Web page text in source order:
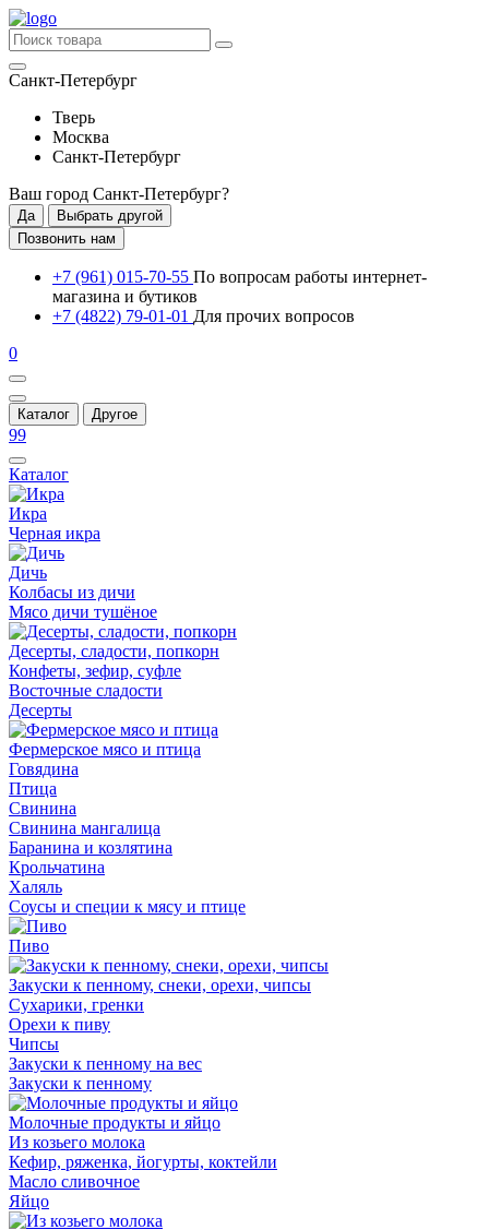
Санкт-Петербург
Тверь
Москва
Санкт-Петербург
Ваш город Санкт-Петербург?
Да
Выбрать другой
Позвонить нам
+7 (961) 015-70-55 По вопросам работы интернет-
магазина и бутиков
+7 (4822) 79-01-01 Для прочих вопросов
0
Каталог Другое
99
Каталог
Икра
Черная икра
Дичь
Колбасы из дичи
Мясо дичи тушёное
Десерты, сладости, попкорн
Конфеты, зефир, суфле
Восточные сладости
Десерты
Фермерское мясо и птица
Говядина
Птица
Свинина
Свинина мангалица
Баранина и козлятина
Крольчатина
Халяль
Соусы и специи к мясу и птице
Пиво
Закуски к пенному, снеки, орехи, чипсы
Сухарики, гренки
Орехи к пиву
Чипсы
Закуски к пенному на вес
Закуски к пенному
Молочные продукты и яйцо
Из козьего молока
Кефир, ряженка, йогурты, коктейли
Масло сливочное
Яйцо